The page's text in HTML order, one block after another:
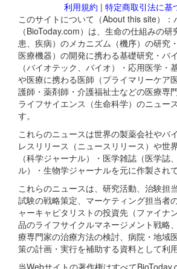
利用規約 | 特定商取引法に基
このサイトについて（About this site）：
（BioToday.com）は、生命の仕組みの
患、疾病）のメカニズム（機序）の研究
医療機器）の開発に携わる基礎研究・バ
（バイオテック、バイオ）・応用医学・
や医療に携わる医師（プライマリーケア
護師・薬剤師・介護福祉士などの医療専
ライフサイエンス（生命科学）のニュー
す。
これらのニュースは世界の製薬会社やバ
レスリリース（ニュースリリース）や世
（科学ジャーナル）・医学雑誌（医学誌
ル）・生物学ジャーナルを元に作製され
これらのニュースは、研究活動、治験担
試験の戦略策定、マーケティング担当者
ャーキャピタリストの投資先（ファイナ
品のライフサイクルマネージメント戦略
療専門家の治療方法の検討、病院・地域
策の計画・実行を補助する資料として利